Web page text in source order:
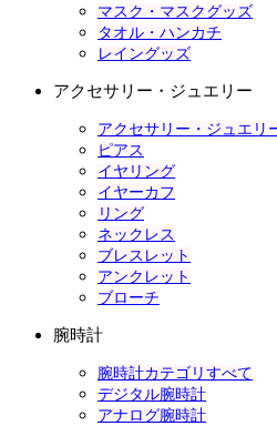
マスク・マスクグッズ
タオル・ハンカチ
レイングッズ
アクセサリー・ジュエリー
アクセサリー・ジュエリ
ピアス
イヤリング
イヤーカフ
リング
ネックレス
ブレスレット
アンクレット
ブローチ
腕時計
腕時計カテゴリすべて
デジタル腕時計
アナログ腕時計